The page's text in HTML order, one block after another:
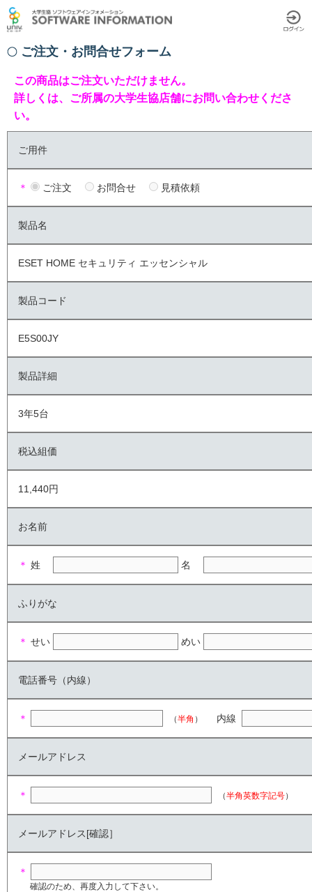
ご注文・お問合せフォーム
この商品はご注文いただけません。
詳しくは、ご所属の大学生協店舗にお問い合わせくださ
い。
ご用件
＊ ご注文 お問合せ 見積依頼
製品名
ESET HOME セキュリティ エッセンシャル
製品コード
E5S00JY
製品詳細
3年5台
税込組価
11,440円
お名前
＊ 姓 名
ふりがな
＊ せい めい
電話番号（内線）
＊ （半角 ） 内線
メールアドレス
＊ （半角英数字記号）
メールアドレス[確認］
＊
確認のため、再度入力して下さい。